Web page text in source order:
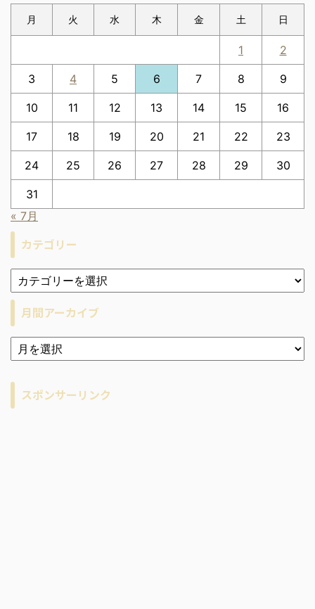
月 火 水 木 金 土 日
1 2
3 4 5 6 7 8 9
10 11 12 13 14 15 16
17 18 19 20 21 22 23
24 25 26 27 28 29 30
31
« 7月
カテゴリー
月間アーカイブ
ア
ー
ブ
スポンサーリンク